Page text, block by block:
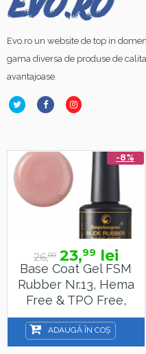
Evo.ro un website de top in
gama diversa de produse de
avantajoase.
-8%
26,00 23,99 lei
Base Coat Gel FSM
Rubber Nr.13, Hema
Free & TPO Free,
15ml
ADAUGĂ ÎN COȘ